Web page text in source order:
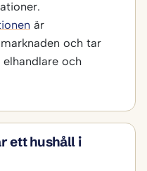
är
och tar
och
ett hushåll i